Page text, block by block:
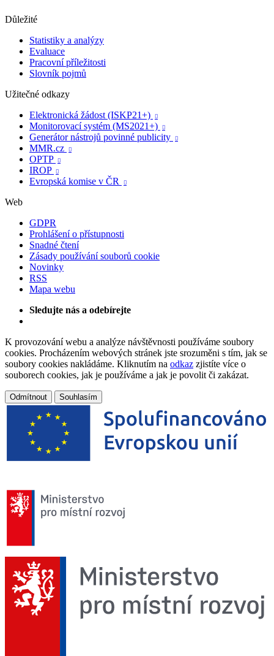
Důležité
Statistiky a analýzy
Evaluace
Pracovní příležitosti
Slovník pojmů
Užitečné odkazy
Elektronická žádost (ISKP21+)

Monitorovací systém (MS2021+) 
Generátor nástrojů povinné publicity 
MMR.cz 
OPTP 
IROP 
Evropská komise v ČR 
Web
GDPR
Prohlášení o přístupnosti
Snadné čtení
Zásady používání souborů cookie
Novinky
RSS
Mapa webu
Sledujte nás a odebírejte
K provozování webu a analýze návštěvnosti používáme soubory
cookies. Procházením webových stránek jste srozuměni s tím, jak se
soubory cookies nakládáme. Kliknutím na odkaz zjistíte více o
souborech cookies, jak je používáme a jak je povolit či zakázat.
Odmítnout Souhlasím